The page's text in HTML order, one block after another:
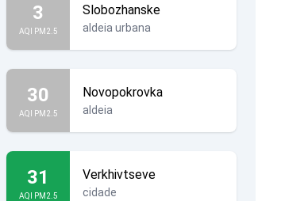
3
AQI PM2.5
Slobozhanske
aldeia urbana
30
AQI PM2.5
Novopokrovka
aldeia
31
AQI PM2.5
Verkhivtseve
cidade